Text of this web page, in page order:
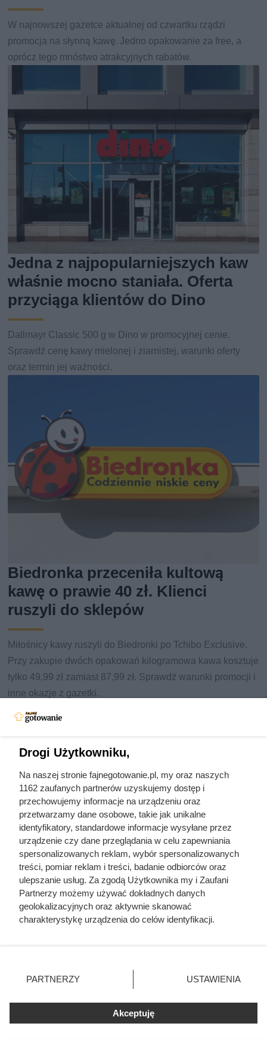
W najnowszej gazetce aktualnej od czwartku rządzi
promocja na słynną kawę. Jedno opakowanie za free, a
oprócz tego mnóstwo atrakcyjnych rabatów.
Jedna z najpopularniejszych kaw
właśnie mocno staniała. Oferta
przyciąga klientów do Dino
Dallmayr Classic 500 g w Dino w promocyjnej cenie.
Sprawdź cenę kawy mielonej i ziarnistej, warunki oferty
oraz termin jej ważności.
Biedronka przeceniła kultową
kawę o prawie 40 zł. Klienci
ruszyli do sklepów
Miłośnicy kawy ruszyli do Biedronki po Tchibo Exclusive.
Przy zakupie dwóch opakowań kilogramowa kawa kosztuje
tylko 49,99 zł zamiast 87,99 zł. Sprawdź warunki promocji i
inne okazje z gazetki.
Luksusowa kawa w cenie, jakiej
nie było od bardzo dawna. Klienci
Kawa ziarnista Tchibo Exclusive w dużej promocji w
Biedronce. Sprawdź, jakie warunki spełnić, aby kupić ten
produkt w obniżonej cenie.
Drogi Użytkowniku,
Na naszej stronie fajnegotowanie.pl, my oraz naszych
1162 zaufanych partnerów uzyskujemy dostęp i
przechowujemy informacje na urządzeniu oraz
przetwarzamy dane osobowe, takie jak unikalne
identyfikatory, standardowe informacje wysyłane przez
urządzenie czy dane przeglądania w celu zapewniania
spersonalizowanych reklam, wybór spersonalizowanych
treści, pomiar reklam i treści, badanie odbiorców oraz
ulepszanie usług. Za zgodą Użytkownika my i Zaufani
Partnerzy możemy używać dokładnych danych
geolokalizacyjnych oraz aktywnie skanować
charakterystykę urządzenia do celów identyfikacji.
zmienić/wycofać klikając przycisk ustawień prywatności
znajdujący się w lewym dolnym rogu strony
rodzaje przetwarzania danych nie wymagają zgody
użytkownika, ale masz prawo sprzeciwić się takiemu
przetwarzaniu. Preferencje będą miały zastosowania tylko
PARTNERZY USTAWIENIA
Akceptuję